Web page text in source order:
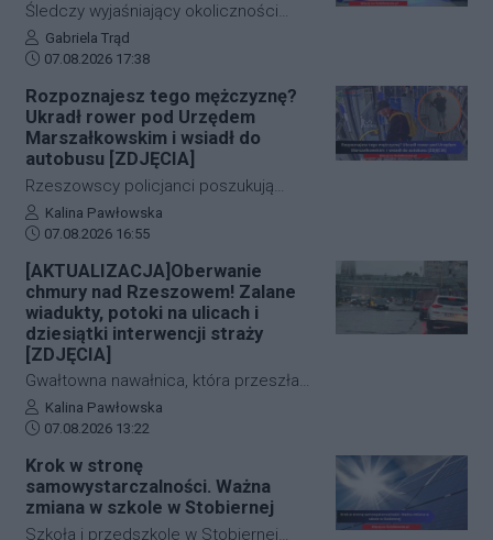
Śledczy wyjaśniający okoliczności
tragicznego zdarzenia na terenie
jednego z sanockich hoteli dysponują
sądowych. Z przeprowadzonej sekcji
zwłok 37-letniego mężczyzny wynika,
że na tym etapie postępowania nic nie
wskazuje na udział osób trzecich.
Autor artykułu:
Gabriela Trąd
Data dodania artykułu:
07.08.2026 17:38
Rozpoznajesz tego mężczyznę?
Ukradł rower pod Urzędem
Marszałkowskim i wsiadł do
autobusu [ZDJĘCIA]
Rzeszowscy policjanci poszukują
sprawcy kradzieży roweru marki Kross
o wartości około 1500 złotych. Do
zdarzenia doszło w ścisłym centrum
miasta – pod Urzędem
Marszałkowskim przy al. Cieplińskiego.
Złodziej ze skradzionym jednośladem
wsiadł do autobusu MPK linii 28. Jego
wizerunek zarejestrowały kamery
monitoringu, a policja apeluje o pomoc
w identyfikacji mężczyzny.
Autor artykułu:
Kalina Pawłowska
Data dodania artykułu:
07.08.2026 16:55
[AKTUALIZACJA]Oberwanie
chmury nad Rzeszowem! Zalane
wiadukty, potoki na ulicach i
dziesiątki interwencji straży
[ZDJĘCIA]
Gwałtowna nawałnica, która przeszła
nad Rzeszowem tuż po godzinie 12:00,
w kilka minut sparaliżowała ruch w
rwące potoki ulice, zalane wiadukty i
wybijające studzienki kanalizacyjne
odcięły od świata kluczowe arterie.
Autor artykułu:
Kalina Pawłowska
Data dodania artykułu:
07.08.2026 13:22
Krok w stronę
samowystarczalności. Ważna
zmiana w szkole w Stobiernej
Szkoła i przedszkole w Stobiernej